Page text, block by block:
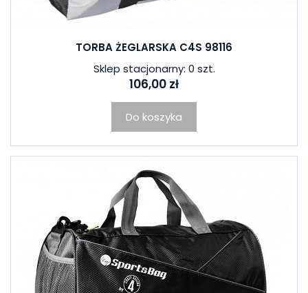
TORBA ŻEGLARSKA C4S 98116
Sklep stacjonarny: 0 szt.
106,00 zł
Do koszyka